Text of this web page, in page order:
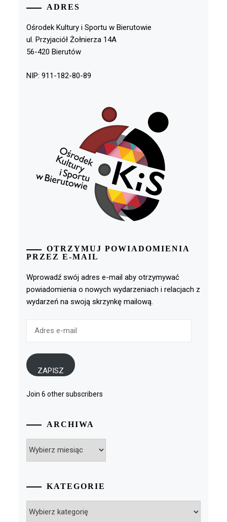
ADRES
Ośrodek Kultury i Sportu w Bierutowie
ul. Przyjaciół Żołnierza 14A
56-420 Bierutów
NIP: 911-182-80-89
OTRZYMUJ POWIADOMIENIA
PRZEZ E-MAIL
Wprowadź swój adres e-mail aby otrzymywać
powiadomienia o nowych wydarzeniach i relacjach z
wydarzeń na swoją skrzynkę mailową.
ZAPISZ
Join 6 other subscribers
ARCHIWA
KATEGORIE